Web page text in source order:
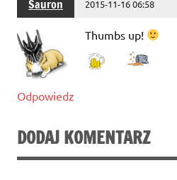
Sauron 2015-11-16 06:58
Thumbs up!
Odpowiedz
DODAJ KOMENTARZ